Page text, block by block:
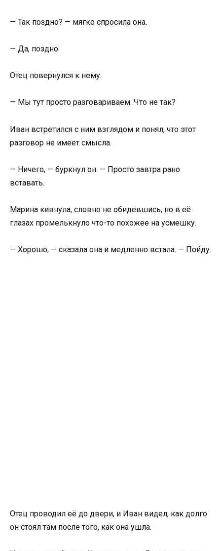
— Так поздно? — мягко спросила она.
— Да, поздно.
Отец повернулся к нему.
— Мы тут просто разговариваем. Что не так?
Иван встретился с ним взглядом и понял, что этот
разговор не имеет смысла.
— Ничего, — буркнул он. — Просто завтра рано
вставать.
Марина кивнула, словно не обидевшись, но в её
глазах промелькнуло что-то похожее на усмешку.
— Хорошо, — сказала она и медленно встала. — Пойду.
Отец проводил её до двери, и Иван видел, как долго
он стоял там после того, как она ушла.